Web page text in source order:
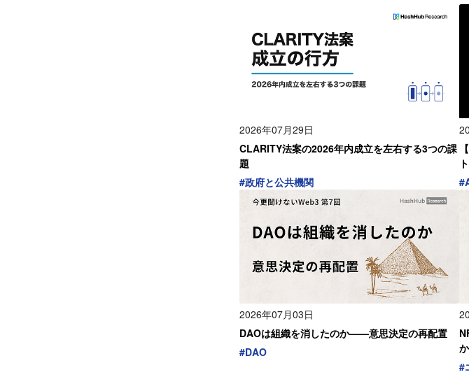
2026年07月29日
CLARITY法案の2026年内成立を左右する3つの課
題
#政府と公共機関 #
2026年07月03日
DAOは組織を消したのか——意思決定の再配置
#DAO
#